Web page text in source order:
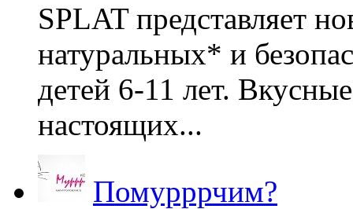
SPLAT представляет
натуральных* и
детей 6-11 лет.
настоящих...
Помурррчим?